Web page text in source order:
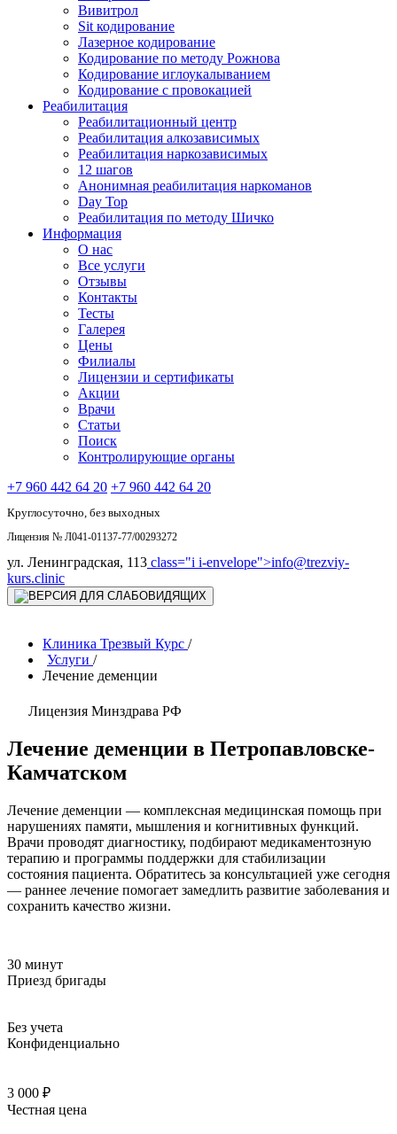
Вивитрол
Sit кодирование
Лазерное кодирование
Кодирование по методу Рожнова
Кодирование иглоукалыванием
Кодирование с провокацией
Реабилитация
Реабилитационный центр
Реабилитация алкозависимых
Реабилитация наркозависимых
12 шагов
Анонимная реабилитация наркоманов
Day Top
Реабилитация по методу Шичко
Информация
О нас
Все услуги
Отзывы
Контакты
Тесты
Галерея
Цены
Филиалы
Лицензии и сертификаты
Акции
Врачи
Статьи
Поиск
Контролирующие органы
+7 960 442 64 20 +7 960 442 64 20
Круглосуточно, без выходных
Лицензия № Л041-01137-77/00293272
ул. Ленинградская, 113 class="i i-envelope">info@trezviy-
kurs.clinic
Клиника Трезвый Курс /
Услуги /
Лечение деменции
Лицензия Минздрава РФ
Лечение деменции в Петропавловске-
Камчатском
Лечение деменции — комплексная медицинская помощь при
нарушениях памяти, мышления и когнитивных функций.
Врачи проводят диагностику, подбирают медикаментозную
терапию и программы поддержки для стабилизации
состояния пациента. Обратитесь за консультацией уже сегодня
— раннее лечение помогает замедлить развитие заболевания и
сохранить качество жизни.
30 минут
Приезд бригады
Без учета
Конфиденциально
3 000 ₽
Честная цена